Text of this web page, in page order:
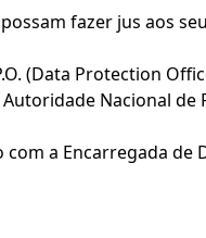
fazer jus aos
(Data Protection
Nacional de
a Encarregada de